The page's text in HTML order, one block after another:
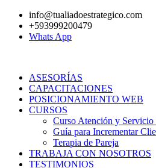
contenido
info@tualiadoestrategico.com
+593999200479
Whats App
ASESORÍAS
CAPACITACIONES
POSICIONAMIENTO WEB
CURSOS
Curso Atención y Servicio
Guía para Incrementar
Terapia de Pareja
TRABAJA CON NOSOTROS
TESTIMONIOS